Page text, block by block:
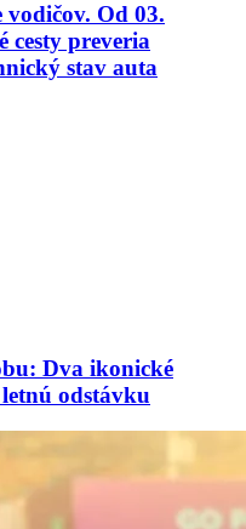
Od 03.
cesty preveria
stav auta
Dva ikonické
odstávku